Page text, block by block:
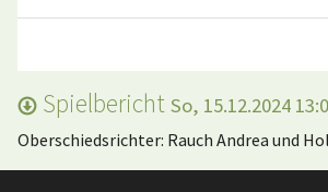
Spielbericht So, 15.12.2024
Oberschiedsrichter: Rauch Andrea und